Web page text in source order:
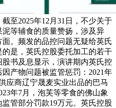
至2025年12月31日，不少关于
等辅食的质量赞扬，涉及异
。频发的品控问题无疑给英氏
是，英氏控股委托加工的若干
书及息显示，演讲期内英氏控
产物问题被监管惩罚：2021年
应商辽宁晟麦实业出品的巴马
年7月，泡芙等零食的佛山象
管部分罚款19万元。英氏控股